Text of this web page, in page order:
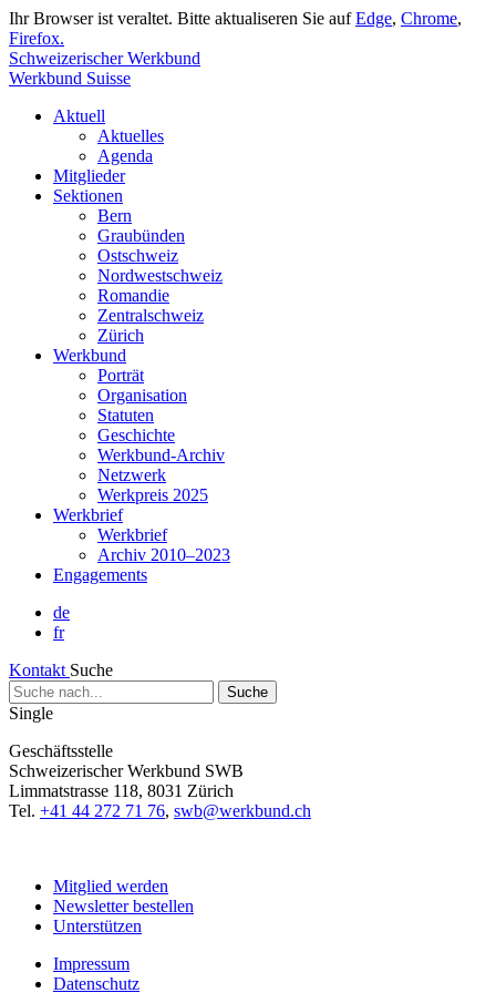
Ihr Browser ist veraltet. Bitte aktualiseren Sie aufEdge, Chrome,
Firefox.
Schweizerischer Werkbund
Werkbund Suisse
Aktuell
Aktuelles
Agenda
Mitglieder
Sektionen
Bern
Graubünden
Ostschweiz
Nordwestschweiz
Romandie
Zentralschweiz
Zürich
Werkbund
Porträt
Organisation
Statuten
Geschichte
Werkbund-Archiv
Netzwerk
Werkpreis 2025
Werkbrief
Werkbrief
Archiv 2010–2023
Engagements
de
fr
Kontakt Suche
Suche
nach...
Single
Geschäftsstelle
Schweizerischer Werkbund SWB
Limmatstrasse 118, 8031 Zürich
Tel. +41 44 272 71 76, swb@werkbund.ch
Mitglied werden
Newsletter bestellen
Unterstützen
Impressum
Datenschutz